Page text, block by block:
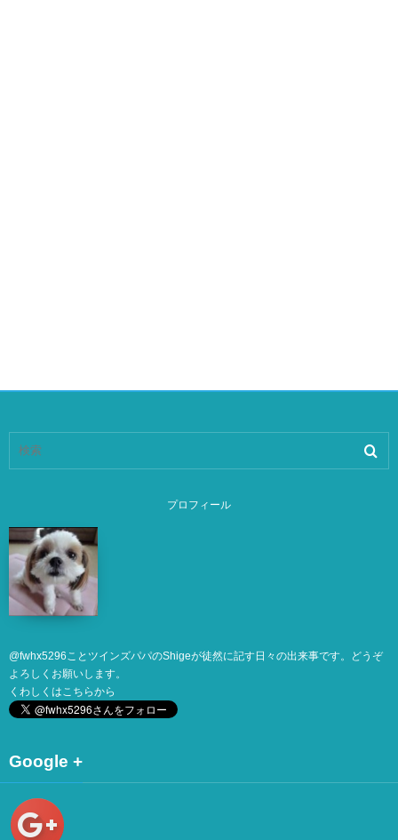
プロフィール
@fwhx5296ことツインズパパのShigeが徒然に記す日々の出来事です。どうぞ
よろしくお願いします。
くわしくはこちらから
Google +